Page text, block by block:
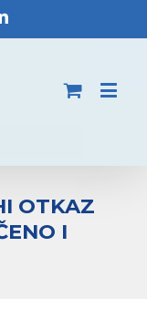
OTKAZ
I